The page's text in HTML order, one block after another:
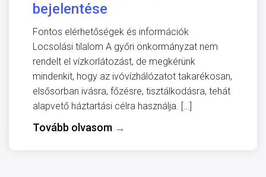
bejelentése
Fontos elérhetőségek és információk
Locsolási tilalom A győri önkormányzat nem
rendelt el vízkorlátozást, de megkérünk
mindenkit, hogy az ivóvízhálózatot takarékosan,
elsősorban ivásra, főzésre, tisztálkodásra, tehát
alapvető háztartási célra használja. […]
Tovább olvasom →